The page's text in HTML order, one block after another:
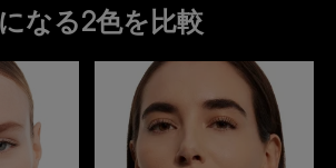
なる2色を比較